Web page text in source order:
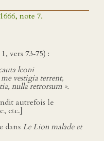
note 7.
vers 73‑75) :
leoni
vestigia terrent,
nulla retrorsum ».
autrefois le
etc.]
dans Le Lion malade et